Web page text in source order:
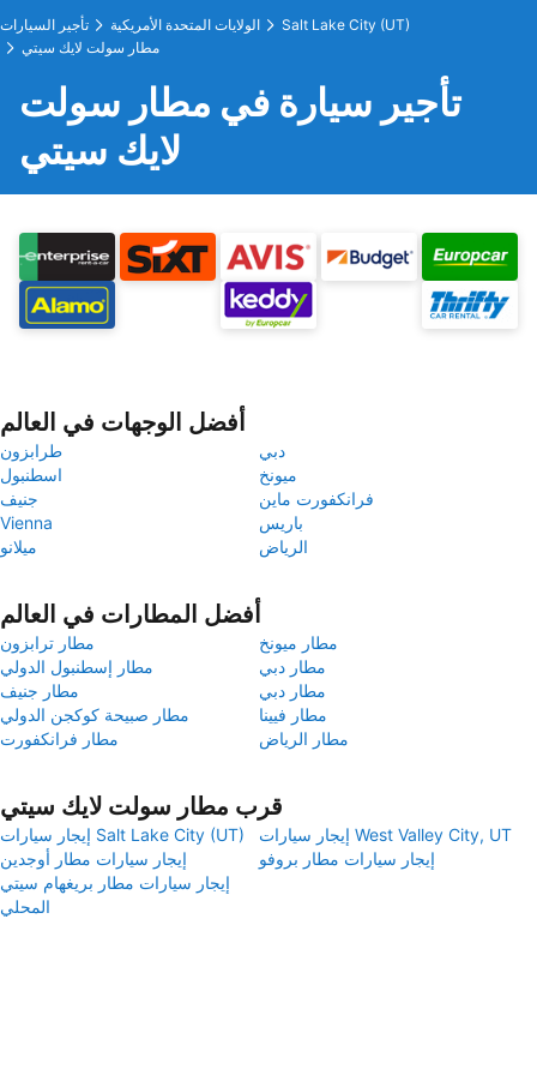
تأجير السيارات الولايات المتحدة الأمريكية
Salt Lake City (UT)
مطار سولت لايك سيتي
تأجير سيارة في مطار سولت
لايك سيتي
أفضل الوجهات في العالم
طرابزون
دبي
اسطنبول
ميونخ
جنيف
فرانكفورت ماين
Vienna
باريس
ميلانو
الرياض
أفضل المطارات في العالم
مطار ترابزون
مطار ميونخ
مطار إسطنبول الدولي
مطار دبي
مطار جنيف
مطار دبي
مطار صبيحة كوكجن الدولي
مطار فيينا
مطار فرانكفورت
مطار الرياض
قرب مطار سولت لايك سيتي
إيجار سيارات Salt Lake City (UT)
إيجار سيارات West Valley City, UT
إيجار سيارات مطار أوجدين
إيجار سيارات مطار بروفو
إيجار سيارات مطار بريغهام سيتي
المحلي